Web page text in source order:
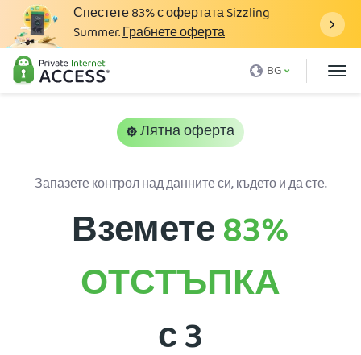
Спестете83%с офертата Sizzling
Summer.Грабнете оферта
BG
Какво е VPN
Свали VPN
VPN Cървър
Лятна оферта
Запазете контрол над данните си, където и да сте.
Вземете83%
ОТСТЪПКА
с 3